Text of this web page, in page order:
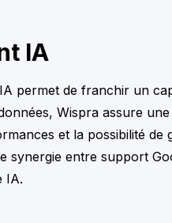
IA
permet de franchir un
Wispra assure
et la possibilité
entre support
IA.